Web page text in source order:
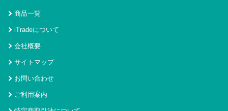
商品一覧
iTradeについて
会社概要
サイトマップ
お問い合わせ
ご利用案内